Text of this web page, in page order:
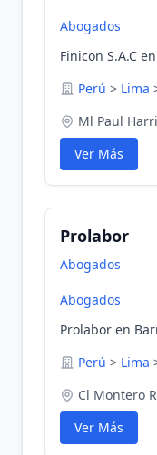
Abogados
Finicon S.A.C
Perú > Lima
Ml Paul
Ver Más
Prolabor
Abogados
Abogados
Prolabor en
Perú > Lima
Cl Montero
Ver Más